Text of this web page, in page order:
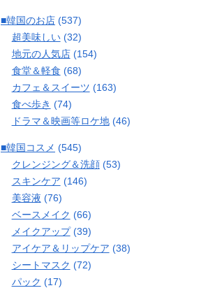
■韓国のお店 (537)
超美味しい(32)
地元の人気店(154)
食堂＆軽食 (68)
カフェ＆スイーツ (163)
食べ歩き (74)
ドラマ＆映画等ロケ地(46)
■韓国コスメ (545)
クレンジング＆洗顔(53)
スキンケア (146)
美容液 (76)
ベースメイク (66)
メイクアップ(39)
アイケア＆リップケア (38)
シートマスク (72)
パック (17)